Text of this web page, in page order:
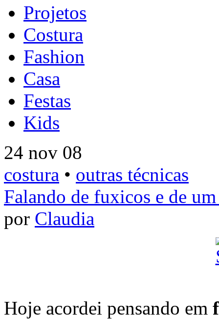
Projetos
Costura
Fashion
Casa
Festas
Kids
24 nov 08
costura • outras técnicas
Falando de fuxicos e de
por Claudia
Hoje acordei pensando em